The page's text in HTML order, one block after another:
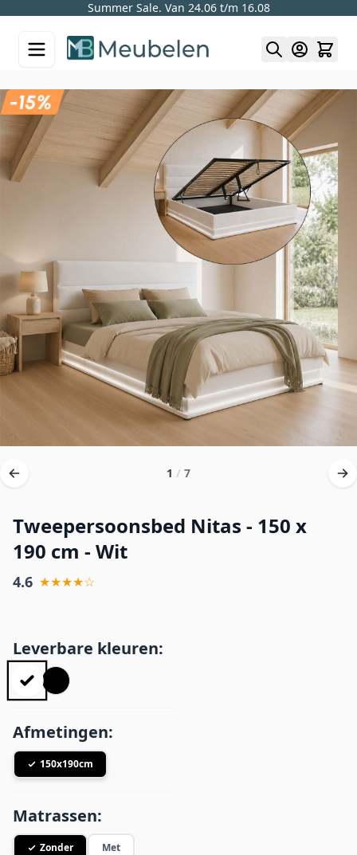
Summer Sale. Van 24.06 t/m 16.08
1 / 7
Tweepersoonsbed Nitas - 150 x
190 cm - Wit
4.6 ★★★★☆
Leverbare kleuren:
Afmetingen:
150x190cm
Matrassen:
Zonder Met